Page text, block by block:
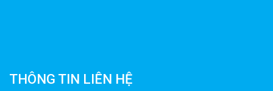
THÔNG TIN LIÊN HỆ